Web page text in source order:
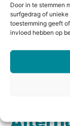
Door in te stemmen
surfgedrag of
toestemming geeft
invloed hebben op
Voor
besteld,